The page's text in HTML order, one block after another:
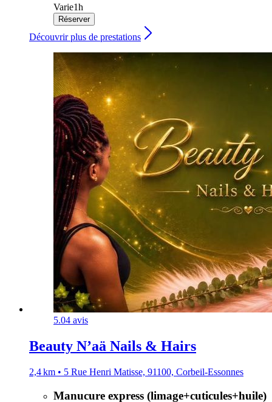
Varie1h
Réserver
Découvrir plus de prestations
5.04 avis
Beauty N’aä Nails & Hairs
2,4 km • 5 Rue Henri Matisse, 91100, Corbeil-Essonnes
Manucure express (limage+cuticules+huile)